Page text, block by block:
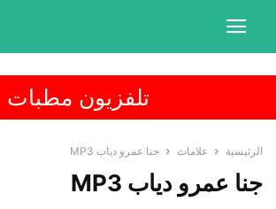
تلفزيون مطبات
الرئيسية علامات جنا عمرو دياب MP3
جنا عمرو دياب MP3